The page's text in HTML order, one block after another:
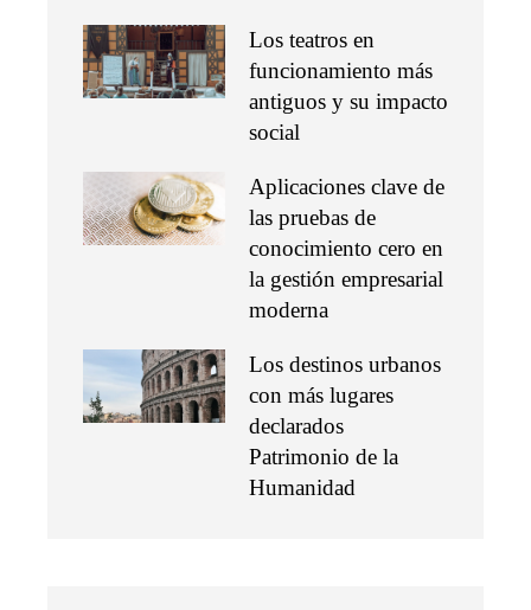
Los teatros en
funcionamiento más
antiguos y su impacto
social
Aplicaciones clave de
las pruebas de
conocimiento cero en
la gestión empresarial
moderna
Los destinos urbanos
con más lugares
declarados
Patrimonio de la
Humanidad